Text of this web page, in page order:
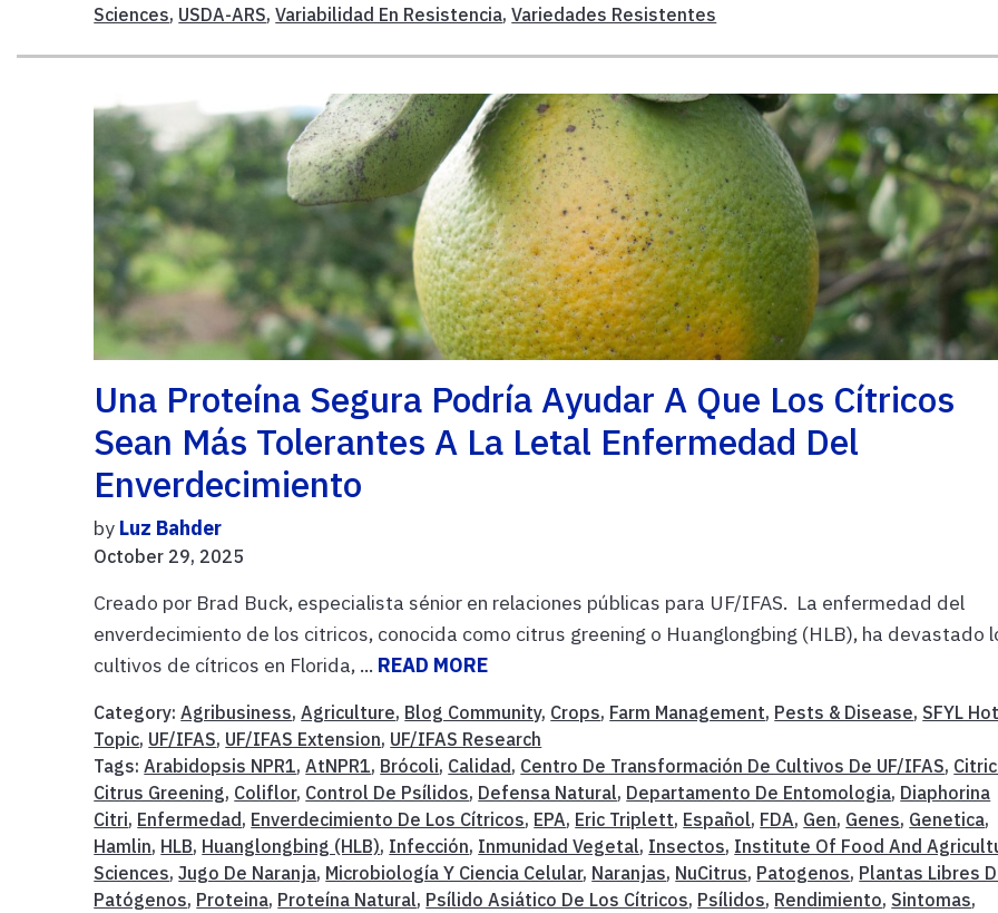
Sciences, USDA-ARS,Variabilidad En Resistencia,Variedades Resistentes
Una Proteína Segura Podría Ayudar A Que Los Cítricos
Sean Más Tolerantes A La Letal Enfermedad Del
Enverdecimiento
by Luz Bahder
October 29, 2025
Creado por Brad Buck, especialista sénior en relaciones públicas para UF/IFAS. La enfermedad del
enverdecimiento de los citricos, conocida como citrus greening o Huanglongbing (HLB), ha devastado
cultivos de cítricos en Florida, ... READ MORE
Category:Agribusiness,Agriculture, Blog Community, Crops, Farm Management, Pests & Disease, SFYL
Topic, UF/IFAS, UF/IFAS Extension, UF/IFAS Research
Tags:Arabidopsis NPR1,AtNPR1, Brócoli, Calidad , Centro De Transformación De Cultivos De UF/IFAS,
Citrus Greening, Coliflor, Control De Psílidos, Defensa Natural, Departamento De Entomologia, Diaphorina
Citri, Enfermedad , Enverdecimiento De Los Cítricos, EPA, Eric Triplett, Español, FDA, Gen, Genes, Genetica,
Hamlin, HLB, Huanglongbing (HLB), Infección, Inmunidad Vegetal, Insectos, Institute Of Food And
Sciences,Jugo De Naranja, Microbiología Y Ciencia Celular, Naranjas, NuCitrus, Patogenos, Plantas Libres
Patógenos, Proteina, Proteína Natural, Psílido Asiático De Los Cítricos, Psílidos, Rendimiento, Sintomas,